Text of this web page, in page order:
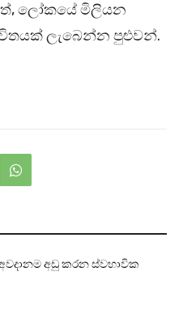
ලෝකයේ මිලියන
ලැබෙන්න පුළුවන්.
අඩු කරන ස්වභාවික